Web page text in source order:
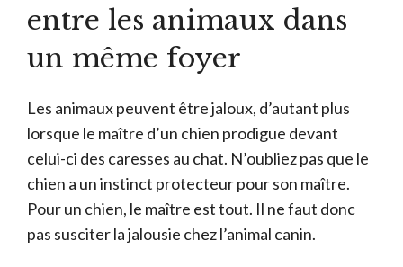
entre les animaux dans
un même foyer
Les animaux peuvent être jaloux, d’autant plus
lorsque le maître d’un chien prodigue devant
celui-ci des caresses au chat. N’oubliez pas que le
chien a un instinct protecteur pour son maître.
Pour un chien, le maître est tout. Il ne faut donc
pas susciter la jalousie chez l’animal canin.